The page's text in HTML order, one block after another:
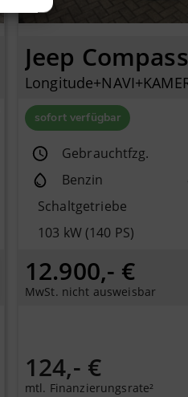
Jeep Compass
sofort verfügbar
Gebrauchtfzg.
Benzin
Schaltgetriebe
103 kW (140 PS)
12.900,- €
MwSt. nicht ausweisbar
124,- €
mtl. Finanzierungsrate²